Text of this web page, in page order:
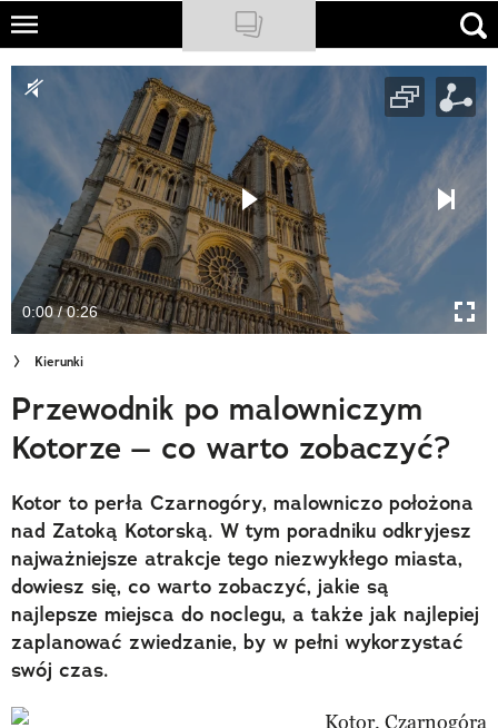
Skip
main
NATIONAL GEOGRAPHIC
PODCASTY
Sklep
Newsletter
Cuda Polski
Wielki Konkurs Fotograficzny
Trendbook Podróżniczy
Polecane
0:00 / 0:26
Kierunki
Przewodnik po malowniczym
Kotorze – co warto zobaczyć?
Kotor to perła Czarnogóry, malowniczo położona
nad Zatoką Kotorską. W tym poradniku odkryjesz
najważniejsze atrakcje tego niezwykłego miasta,
dowiesz się, co warto zobaczyć, jakie są
najlepsze miejsca do noclegu, a także jak najlepiej
zaplanować zwiedzanie, by w pełni wykorzystać
swój czas.